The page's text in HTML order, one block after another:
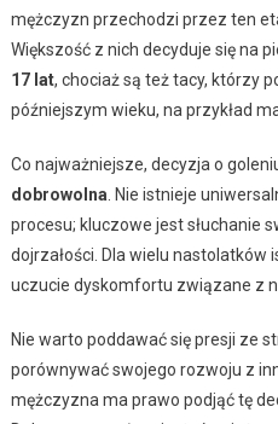
mężczyzn przechodzi przez ten
Większość z nich decyduje się na
17 lat, chociaż są też tacy, którzy
późniejszym wieku, na przykład
Co najważniejsze, decyzja o
dobrowolna . Nie istnieje
procesu; kluczowe jest słuchanie
dojrzałości. Dla wielu
uczucie dyskomfortu związane z
Nie warto poddawać się presji ze
porównywać swojego rozwoju z
mężczyzna ma prawo podjąć tę